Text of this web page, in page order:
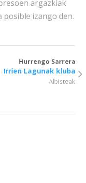
argazkiak
izango den.
Hurrengo Sarrera
Irrien Lagunak kluba
Albisteak